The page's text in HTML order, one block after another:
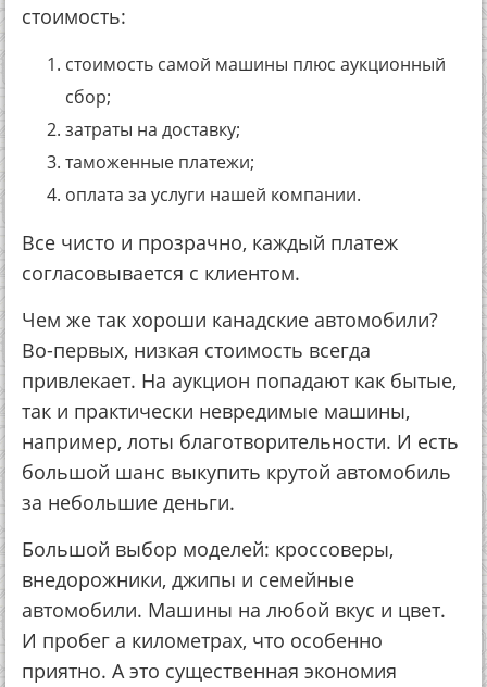
стоимость:
стоимость самой машины плюс аукционный
сбор;
затраты на доставку;
таможенные платежи;
оплата за услуги нашей компании.
Все чисто и прозрачно, каждый платеж
согласовывается с клиентом.
Чем же так хороши канадские автомобили?
Во-первых, низкая стоимость всегда
привлекает. На аукцион попадают как бытые,
так и практически невредимые машины,
например, лоты благотворительности. И есть
большой шанс выкупить крутой автомобиль
за небольшие деньги.
Большой выбор моделей: кроссоверы,
внедорожники, джипы и семейные
автомобили. Машины на любой вкус и цвет.
И пробег а километрах, что особенно
приятно. А это существенная экономия